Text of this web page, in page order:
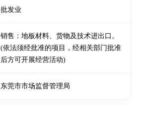
批发业
销售：地板材料、货物及技术进出口。
(依法须经批准的项目，经相关部门批准
后方可开展经营活动)
东莞市市场监督管理局